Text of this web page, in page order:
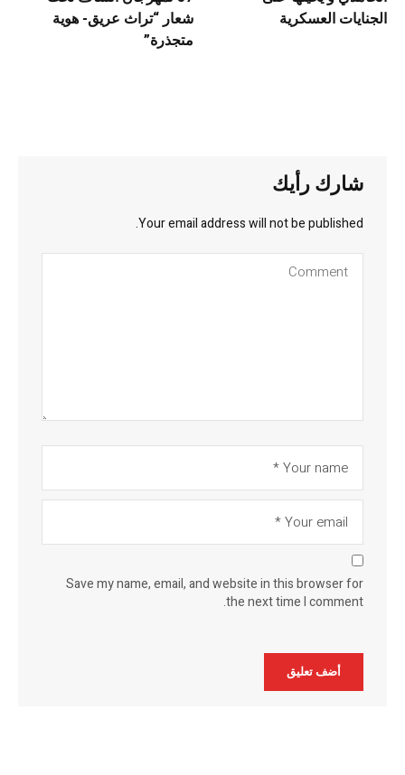
الجنايات العسكرية
شعار “تراث عريق- هوية
متجذرة”
شارك رأيك
Your email address will not be published.
Save my name, email, and website in this browser for
the next time I comment.